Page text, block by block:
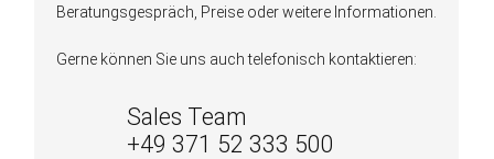
Beratungsgespräch, Preise oder weitere Informationen.
Gerne können Sie uns auch telefonisch kontaktieren:
Sales Team
+49 371 52 333 500